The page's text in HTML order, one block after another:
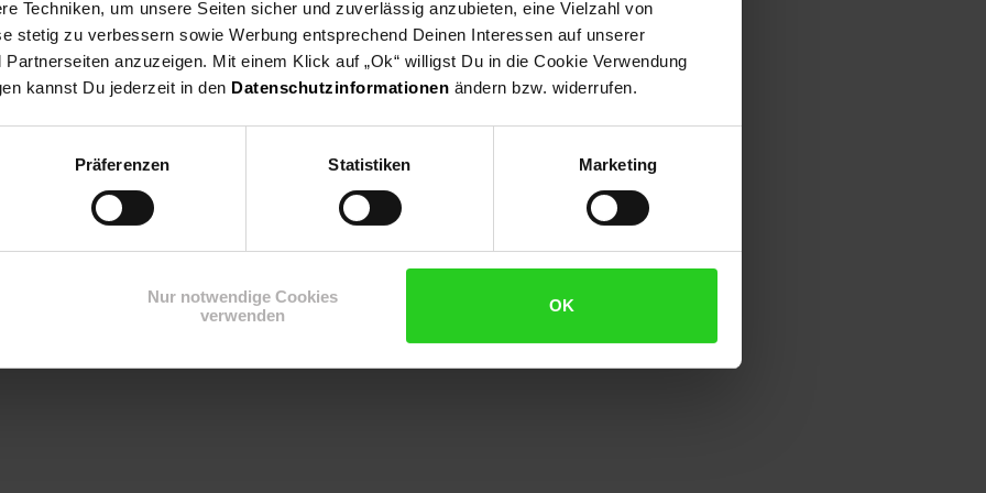
Techniken, um unsere Seiten sicher und zuverlässig anzubieten, eine Vielzahl von
stetig zu verbessern sowie Werbung entsprechend Deinen Interessen auf unserer
anzuzeigen. Mit einem Klick auf „Ok“ willigst Du in die Cookie Verwendung
kannst Du jederzeit in den Datenschutzinformationen ändern bzw. widerrufen.
Präferenzen Statistiken Marketing
Nur notwendige Cookies
verwenden
OK
Steingarten, Bienenweide, Rabatten, Kübelpflanze